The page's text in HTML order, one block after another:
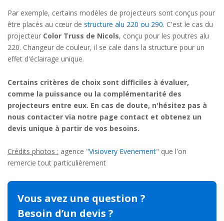
Par exemple, certains modèles de projecteurs sont conçus pour
être placés au cœur de structure alu 220 ou 290. C'est le cas du
projecteur Color Truss de Nicols, conçu pour les poutres alu
220. Changeur de couleur, il se cale dans la structure pour un
effet d'éclairage unique.
Certains critères de choix sont difficiles à évaluer,
comme la puissance ou la complémentarité des
projecteurs entre eux. En cas de doute, n'hésitez pas à
nous contacter via notre page contact et obtenez un
devis unique à partir de vos besoins.
Crédits photos : agence "Visiovery Evenement" que l'on
remercie tout particulièrement
Vous avez une question ?
Besoin d’un devis ?